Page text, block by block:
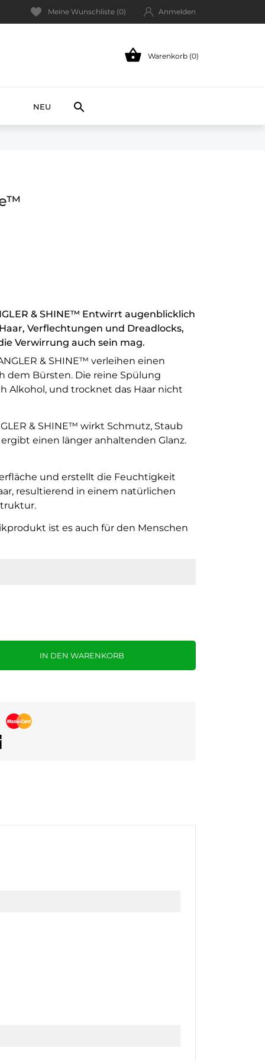
Meine Wunschliste (0) Anmelden
 Warenkorb (0)
NEU 
& SHINE™ Entwirrt augenblicklich
Verflechtungen und Dreadlocks,
Verwirrung auch sein mag.
& SHINE™ verleihen einen
dem Bürsten. Die reine Spülung
Alkohol, und trocknet das Haar nicht
& SHINE™ wirkt Schmutz, Staub
einen länger anhaltenden Glanz.
und erstellt die Feuchtigkeit
resultierend in einem natürlichen
ist es auch für den Menschen
IN DEN WARENKORB